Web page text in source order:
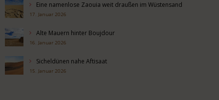
Eine namenlose Zaouia weit draußen im Wüstensand
17. Januar 2026
Alte Mauern hinter Boujdour
16. Januar 2026
Sicheldünen nahe Aftisaat
15. Januar 2026